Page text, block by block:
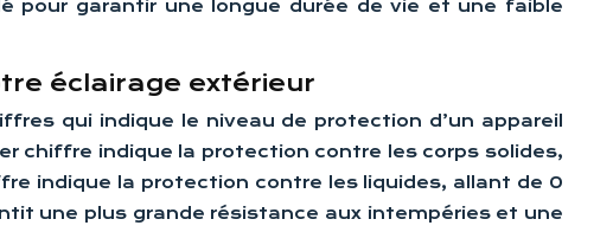
pour garantir une longue durée de vie et une faible
éclairage extérieur
qui indique le niveau de protection d’un appareil
chiffre indique la protection contre les corps solides,
indique la protection contre les liquides, allant de 0
une plus grande résistance aux intempéries et une